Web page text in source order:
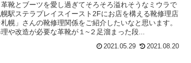
靴とブーツを愛し過ぎてそろそろ溢れそうなミウラで
駅ステラプレイスイースト2Fにお店を構える靴修理店
札幌」さんの靴修理関係をご紹介したいなと思います。
や改造が必要な革靴が１~２足溜まった段...
2021.05.29 2021.08.20